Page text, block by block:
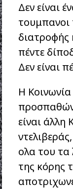
Δεν είναι
τουμπανοι
διατροφής
πέντε
Δεν είναι
Η
είναι άλλη
ολα του τα
της κόρης